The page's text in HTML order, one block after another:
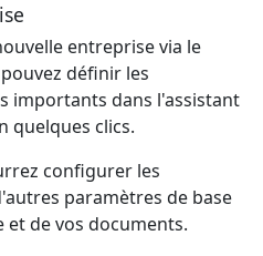
entreprise via le
définir les
importants dans l'assistant
quelques clics.
configurer les
paramètres de base
de vos documents.